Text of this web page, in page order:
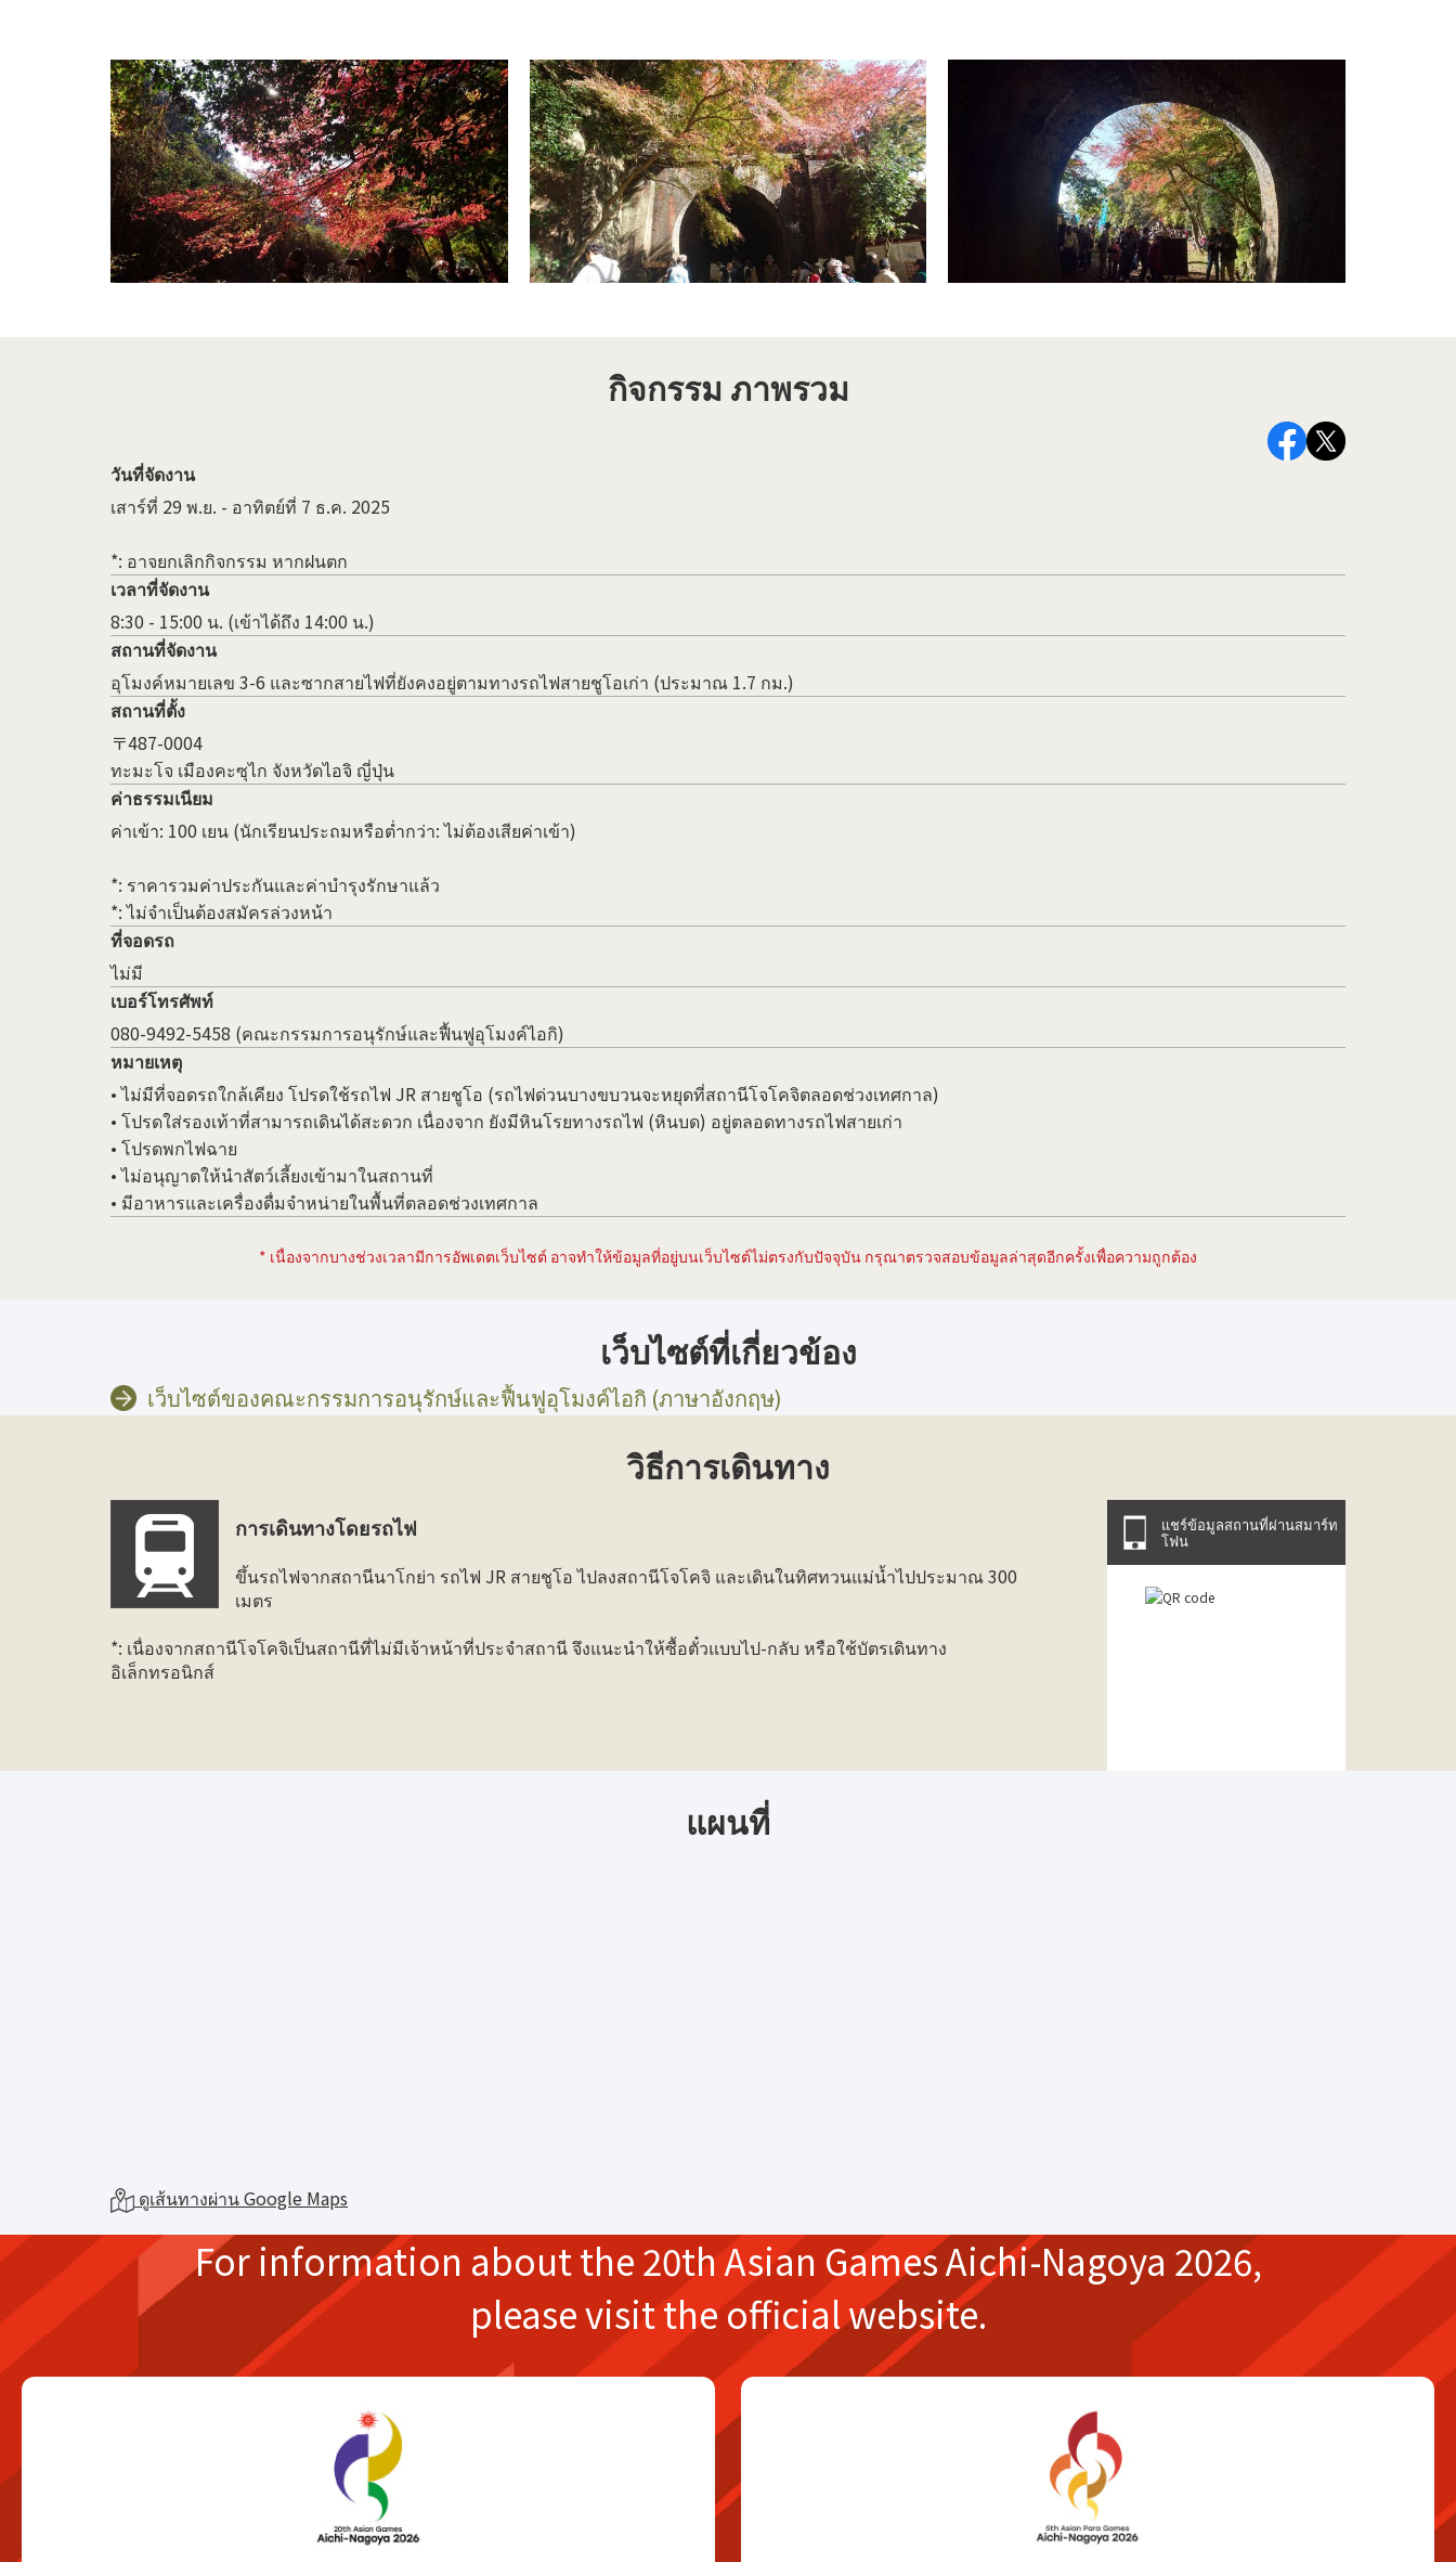
กิจกรรม ภาพรวม
วันที่จัดงาน
เสาร์ที่ 29 พ.ย. - อาทิตย์ที่ 7 ธ.ค. 2025
*: อาจยกเลิกกิจกรรม หากฝนตก
เวลาที่จัดงาน
8:30 - 15:00 น. (เข้าได้ถึง 14:00 น.)
สถานที่จัดงาน
อุโมงค์หมายเลข 3-6 และซากสายไฟที่ยังคงอยู่ตามทางรถไฟสายชูโอเก่า (ประมาณ 1.7 กม.)
สถานที่ตั้ง
〒487-0004
ทะมะโจ เมืองคะซุไก จังหวัดไอจิ ญี่ปุ่น
ค่าธรรมเนียม
ค่าเข้า: 100 เยน (นักเรียนประถมหรือต่ำกว่า: ไม่ต้องเสียค่าเข้า)
*: ราคารวมค่าประกันและค่าบำรุงรักษาแล้ว
*: ไม่จำเป็นต้องสมัครล่วงหน้า
ที่จอดรถ
ไม่มี
เบอร์โทรศัพท์
080-9492-5458 (คณะกรรมการอนุรักษ์และฟื้นฟูอุโมงค์ไอกิ)
หมายเหตุ
• ไม่มีที่จอดรถใกล้เคียง โปรดใช้รถไฟ JR สายชูโอ (รถไฟด่วนบางขบวนจะหยุดที่สถานีโจโคจิตลอดช่วงเทศกาล)
• โปรดใส่รองเท้าที่สามารถเดินได้สะดวก เนื่องจาก ยังมีหินโรยทางรถไฟ (หินบด) อยู่ตลอดทางรถไฟสายเก่า
• โปรดพกไฟฉาย
• ไม่อนุญาตให้นำสัตว์เลี้ยงเข้ามาในสถานที่
• มีอาหารและเครื่องดื่มจำหน่ายในพื้นที่ตลอดช่วงเทศกาล
* เนื่องจากบางช่วงเวลามีการอัพเดตเว็บไซต์ อาจทำให้ข้อมูลที่อยู่บนเว็บไซต์ไม่ตรงกับปัจจุบัน กรุณาตรวจสอบข้อมูลล่าสุดอีกครั้งเพื่อความถูกต้อง
เว็บไซต์ที่เกี่ยวข้อง
เว็บไซต์ของคณะกรรมการอนุรักษ์และฟื้นฟูอุโมงค์ไอกิ (ภาษาอังกฤษ)
วิธีการเดินทาง
การเดินทางโดยรถไฟ
ขึ้นรถไฟจากสถานีนาโกย่า รถไฟ JR สายชูโอ ไปลงสถานีโจโคจิ และเดินในทิศทวนแม่น้ำไปประมาณ 300
เมตร
*: เนื่องจากสถานีโจโคจิเป็นสถานีที่ไม่มีเจ้าหน้าที่ประจำสถานี จึงแนะนำให้ซื้อตั๋วแบบไป-กลับ หรือใช้บัตรเดินทาง
อิเล็กทรอนิกส์
แชร์ข้อมูลสถานที่ผ่านสมาร์ท
โฟน
แผนที่
ดูเส้นทางผ่าน Google Maps
For information about the20th Asian GamesAichi-Nagoya 2026,
pleasevisit the official website.